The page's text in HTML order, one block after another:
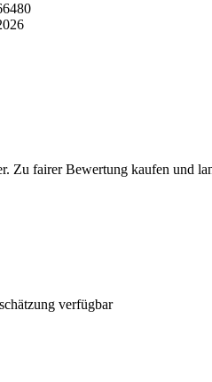
Zu fairer Bewertung kaufen und
verfügbar